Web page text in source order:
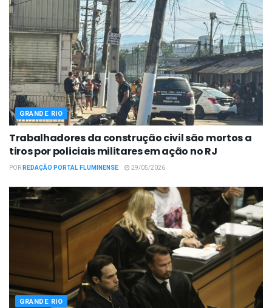
GRANDE RIO
Trabalhadores da construção civil são mortos a
tiros por policiais militares em ação no RJ
PORREDAÇÃO PORTAL FLUMINENSE 29/05/2026
GRANDE RIO